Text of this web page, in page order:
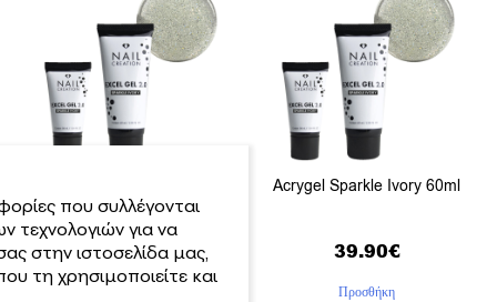
25.00€
Acrygel Sparkle Ivory 60ml
39.90€
Προσθήκη
που συλλέγονται
τεχνολογιών για να
στην ιστοσελίδα μας,
τη χρησιμοποιείτε και